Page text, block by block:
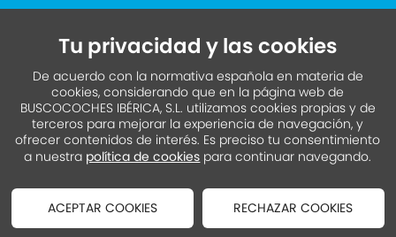
Tu privacidad y las cookies
De acuerdo con la normativa española en materia de
cookies, considerando que en la página web de
BUSCOCOCHES IBÉRICA, S.L. utilizamos cookies propias y de
terceros para mejorar la experiencia de navegación, y
ofrecer contenidos de interés. Es preciso tu consentimiento
a nuestra política de cookies para continuar navegando.
ACEPTAR COOKIES RECHAZAR COOKIES